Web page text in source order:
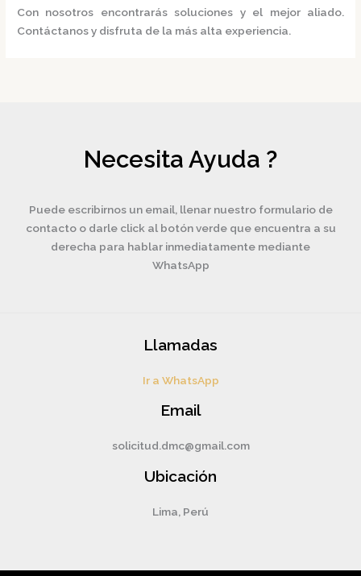
Con nosotros encontrarás soluciones y el mejor aliado.
Contáctanos y disfruta de la más alta experiencia.
Necesita Ayuda ?
Puede escribirnos un email, llenar nuestro formulario de
contacto o darle click al botón verde que encuentra a su
derecha para hablar inmediatamente mediante
WhatsApp
Llamadas
Ir a WhatsApp
Email
solicitud.dmc@gmail.com
Ubicación
Lima, Perú